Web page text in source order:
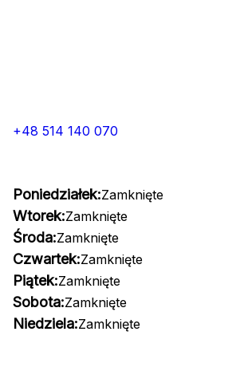
+48 514 140 070
Poniedziałek:Zamknięte
Wtorek:Zamknięte
Środa:Zamknięte
Czwartek:Zamknięte
Piątek:Zamknięte
Sobota:Zamknięte
Niedziela:Zamknięte